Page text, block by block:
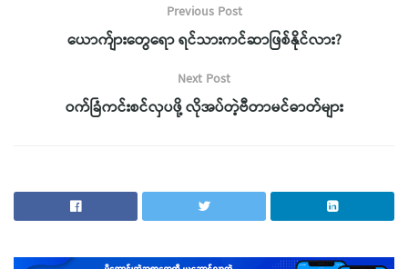
Previous Post
ယောက်ျားတွေရော ရင်သားကင်ဆာဖြစ်နိုင်လား?
Next Post
ဝက်ခြံကင်းစင်လှပဖို့ လိုအပ်တဲ့ဗီတာမင်ဓာတ်များ